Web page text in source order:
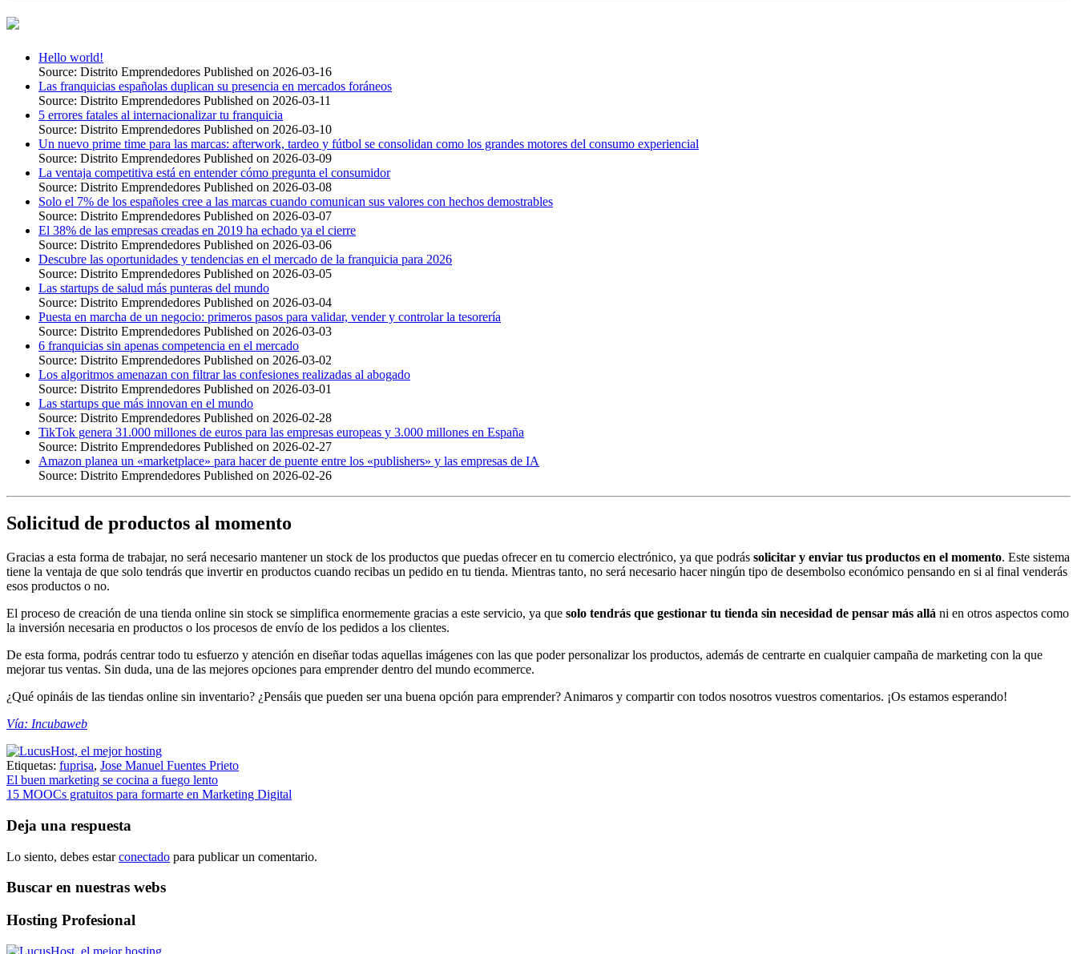
Hello world!
Source: Distrito Emprendedores Published on 2026-03-16
Las franquicias españolas duplican su presencia en mercados foráneos
Source: Distrito Emprendedores Published on 2026-03-11
5 errores fatales al internacionalizar tu franquicia
Source: Distrito Emprendedores Published on 2026-03-10
Un nuevo prime time para las marcas: afterwork, tardeo y fútbol se consolidan como los grandes motores del consumo experiencial
Source: Distrito Emprendedores Published on 2026-03-09
La ventaja competitiva está en entender cómo pregunta el consumidor
Source: Distrito Emprendedores Published on 2026-03-08
Solo el 7% de los españoles cree a las marcas cuando comunican sus valores con hechos demostrables
Source: Distrito Emprendedores Published on 2026-03-07
El 38% de las empresas creadas en 2019 ha echado ya el cierre
Source: Distrito Emprendedores Published on 2026-03-06
Descubre las oportunidades y tendencias en el mercado de la franquicia para 2026
Source: Distrito Emprendedores Published on 2026-03-05
Las startups de salud más punteras del mundo
Source: Distrito Emprendedores Published on 2026-03-04
Puesta en marcha de un negocio: primeros pasos para validar, vender y controlar la tesorería
Source: Distrito Emprendedores Published on 2026-03-03
6 franquicias sin apenas competencia en el mercado
Source: Distrito Emprendedores Published on 2026-03-02
Los algoritmos amenazan con filtrar las confesiones realizadas al abogado
Source: Distrito Emprendedores Published on 2026-03-01
Las startups que más innovan en el mundo
Source: Distrito Emprendedores Published on 2026-02-28
TikTok genera 31.000 millones de euros para las empresas europeas y 3.000 millones en España
Source: Distrito Emprendedores Published on 2026-02-27
Amazon planea un «marketplace» para hacer de puente entre los «publishers» y las empresas de IA
Source: Distrito Emprendedores Published on 2026-02-26
Solicitud de productos al momento
Gracias a esta forma de trabajar, no será necesario mantener un stock de los productos que puedas ofrecer en tu comercio electrónico, ya que podrás solicitar y enviar tus productos en el momento. Este sistema
tiene la ventaja de que solo tendrás que invertir en productos cuando recibas un pedido en tu tienda. Mientras tanto, no será necesario hacer ningún tipo de desembolso económico pensando en si al final venderás
esos productos o no.
El proceso de creación de una tienda online sin stock se simplifica enormemente gracias a este servicio, ya que solo tendrás que gestionar tu tienda sin necesidad de pensar más allá ni en otros aspectos como
la inversión necesaria en productos o los procesos de envío de los pedidos a los clientes.
De esta forma, podrás centrar todo tu esfuerzo y atención en diseñar todas aquellas imágenes con las que poder personalizar los productos, además de centrarte en cualquier campaña de marketing con la que
mejorar tus ventas. Sin duda, una de las mejores opciones para emprender dentro del mundo ecommerce.
¿Qué opináis de las tiendas online sin inventario? ¿Pensáis que pueden ser una buena opción para emprender? Animaros y compartir con todos nosotros vuestros comentarios. ¡Os estamos esperando!
Vía: Incubaweb
Etiquetas: fuprisa, Jose Manuel Fuentes Prieto
Navegación
de
entradas
El buen marketing se cocina a fuego lento
15 MOOCs gratuitos para formarte en Marketing Digital
Deja una respuesta
Lo siento, debes estarconectado para publicar un comentario.
Buscar en nuestras webs
Hosting Profesional